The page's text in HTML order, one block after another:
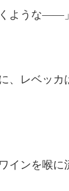
ような――」
レベッカ
ンを喉に